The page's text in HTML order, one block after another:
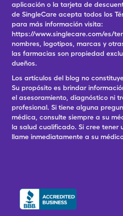
aplicación o la tarjeta de
de SingleCare acepta todos los
para más información visita:
https://www.singlecare.com/es/
nombres, logotipos, marcas y
las farmacias son propiedad
dueños.
Los artículos del blog no
Su propósito es brindar
el asesoramiento, diagnóstico ni
profesional. Si tiene alguna
médica, consulte siempre a su
la salud cualificado. Si cree tener
llame inmediatamente a su médico